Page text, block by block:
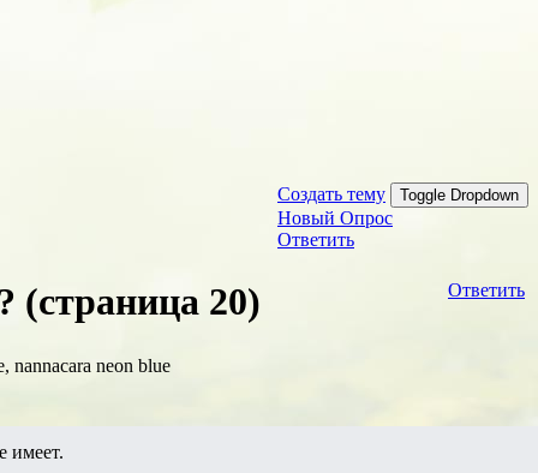
Создать тему Toggle Dropdown
Новый Опрос
Ответить
Ответить
(страница 20)
nannacara neon blue
имеет.